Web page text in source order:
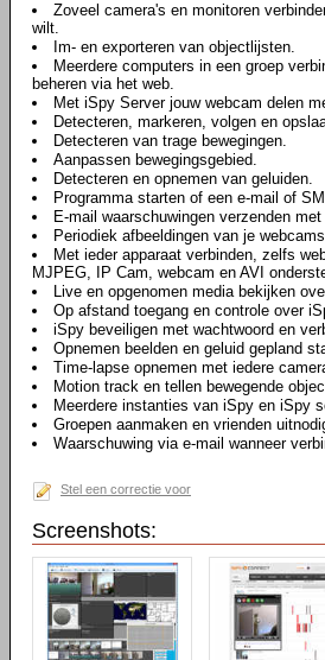
Zoveel camera's en monitoren
wilt.
Im- en exporteren van objectlijsten.
Meerdere computers in een groep
beheren via het web.
Met iSpy Server jouw webcam delen
Detecteren, markeren, volgen en
Detecteren van trage bewegingen.
Aanpassen bewegingsgebied.
Detecteren en opnemen van geluiden.
Programma starten of een e-mail of
E-mail waarschuwingen verzenden
Periodiek afbeeldingen van je
Met ieder apparaat verbinden, zelfs
MJPEG, IP Cam, webcam en AVI
Live en opgenomen media bekijken
Op afstand toegang en controle over
iSpy beveiligen met wachtwoord en
Opnemen beelden en geluid gepland
Time-lapse opnemen met iedere
Motion track en tellen bewegende
Meerdere instanties van iSpy en iSpy
Groepen aanmaken en vrienden
Waarschuwing via e-mail wanneer
Stel een correctie voor
Screenshots: